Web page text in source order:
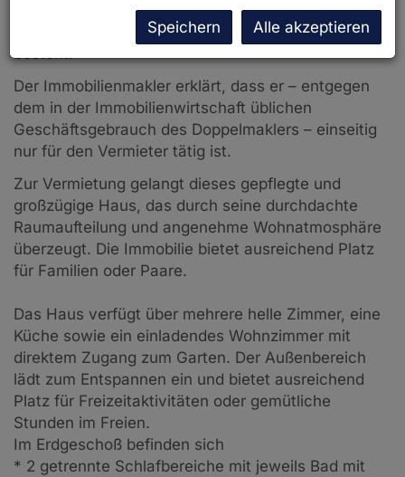
Vermittler und dem zu vermittelnden Dritten ein
familiäres oder wirtschaftliches Naheverhältnis
besteht.
Der Immobilienmakler erklärt, dass er – entgegen
dem in der Immobilienwirtschaft üblichen
Geschäftsgebrauch des Doppelmaklers – einseitig
nur für den Vermieter tätig ist.
Zur Vermietung gelangt dieses gepflegte und
großzügige Haus, das durch seine durchdachte
Raumaufteilung und angenehme Wohnatmosphäre
überzeugt. Die Immobilie bietet ausreichend Platz
für Familien oder Paare.
Das Haus verfügt über mehrere helle Zimmer, eine
Küche sowie ein einladendes Wohnzimmer mit
direktem Zugang zum Garten. Der Außenbereich
lädt zum Entspannen ein und bietet ausreichend
Platz für Freizeitaktivitäten oder gemütliche
Stunden im Freien.
Im Erdgeschoß befinden sich
* 2 getrennte Schlafbereiche mit jeweils Bad mit
Speichern Alle akzeptieren